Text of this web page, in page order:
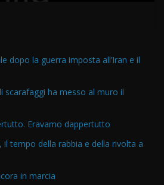
dopo la guerra imposta all’Iran e il
scarafaggi ha messo al muro il
Eravamo dappertutto
il tempo della rabbia e della rivolta a
in marcia